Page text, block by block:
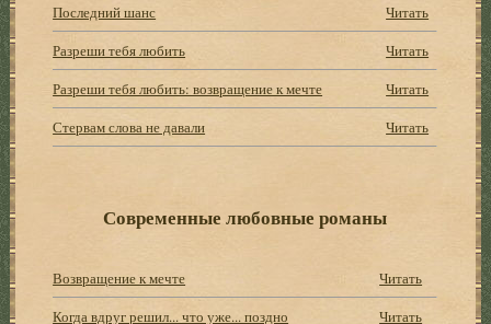
Последний шанс
Читать
Разреши тебя любить
Читать
Разреши тебя любить: возвращение к мечте
Читать
Стервам слова не давали
Читать
Современные любовные романы
Возвращение к мечте
Читать
Когда вдруг решил... что уже... поздно
Читать